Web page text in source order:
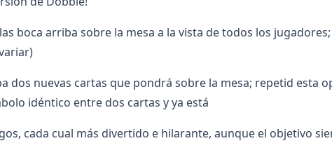
boca arriba sobre la mesa a la vista de todos los
nuevas cartas que pondrá sobre la mesa; repetid esta
idéntico entre dos cartas y ya está
cada cual más divertido e hilarante, aunque el objetivo